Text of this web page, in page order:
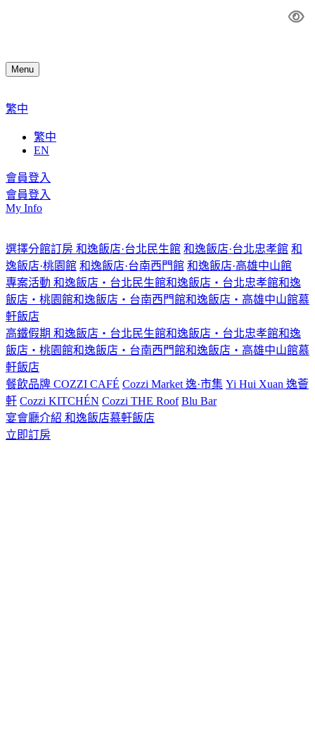
Menu
繁中
繁中
EN
會員登入
會員登入
My Info
選擇分館訂房 和逸飯店·台北民生館 和逸飯店·台北忠孝館 和
逸飯店·桃園館 和逸飯店·台南西門館 和逸飯店·高雄中山館
專案活動 和逸飯店‧台北民生館和逸飯店‧台北忠孝館和逸
飯店‧桃園館和逸飯店‧台南西門館和逸飯店‧高雄中山館慕
軒飯店
高鐵假期 和逸飯店‧台北民生館和逸飯店‧台北忠孝館和逸
飯店‧桃園館和逸飯店‧台南西門館和逸飯店‧高雄中山館慕
軒飯店
餐飲品牌 COZZI CAFÉ Cozzi Market 逸·市集 Yi Hui Xuan 逸薈
軒 Cozzi KITCHÉN Cozzi THE Roof Blu Bar
宴會廳介紹 和逸飯店慕軒飯店
立即訂房